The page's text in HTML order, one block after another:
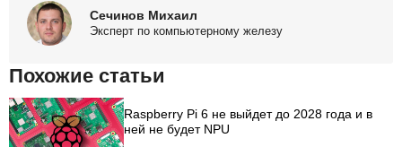
Сечинов Михаил
Эксперт по компьютерному железу
Похожие статьи
Raspberry Pi 6 не выйдет до 2028 года и в
ней не будет NPU